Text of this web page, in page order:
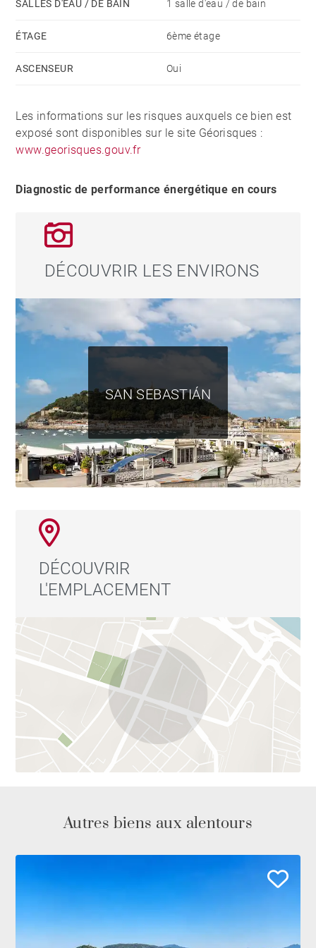
SALLES D'EAU / DE BAIN 1 salle d'eau / de bain
ÉTAGE 6ème étage
ASCENSEUR Oui
Les informations sur les risques auxquels ce bien est
exposé sont disponibles sur le site Géorisques :
www.georisques.gouv.fr
Diagnostic de performance énergétique en cours
DÉCOUVRIR LES ENVIRONS
SAN SEBASTIÁN
DÉCOUVRIR
L'EMPLACEMENT
Autres biens aux alentours